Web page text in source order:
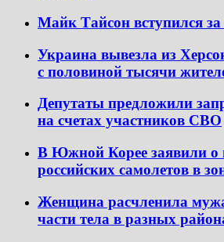
Майк Тайсон вступился
Украина вывезла из
с половиной тысячи
Депутаты предложили
на счетах участников СВО
В Южной Корее заявили о
российских самолетов в
Женщина расчленила
части тела в разных